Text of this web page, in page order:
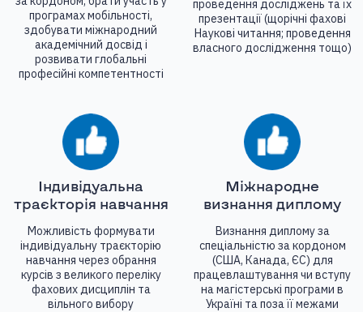
програмах мобільності,
здобувати міжнародний
академічний досвід і
розвивати глобальні
професійні компетентності
проведення досліджень та їх
презентації (щорічні фахові
Наукові читання; проведення
власного дослідження тощо)
Індивідуальна
траєкторія навчання
Можливість формувати
індивідуальну траєкторію
навчання через обрання
курсів з великого переліку
фахових дисциплін та
вільного вибору
Міжнародне
визнання диплому
Визнання диплому за
спеціальністю за кордоном
(США, Канада, ЄС) для
працевлаштування чи вступу
на магістерські програми в
Україні та поза її межами